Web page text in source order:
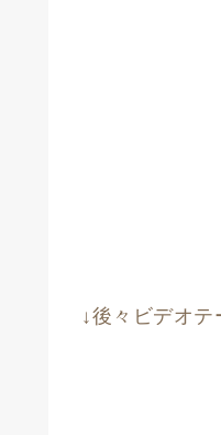
↓後々ビデオテ